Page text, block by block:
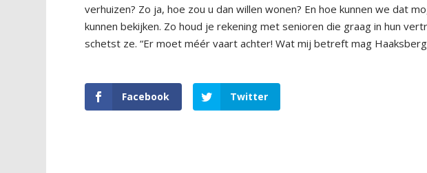
verhuizen? Zo ja, hoe zou u dan willen wonen? En hoe kunnen we dat
kunnen bekijken. Zo houd je rekening met senioren die graag in hun
schetst ze. “Er moet méér vaart achter! Wat mij betreft mag
Facebook Twitter